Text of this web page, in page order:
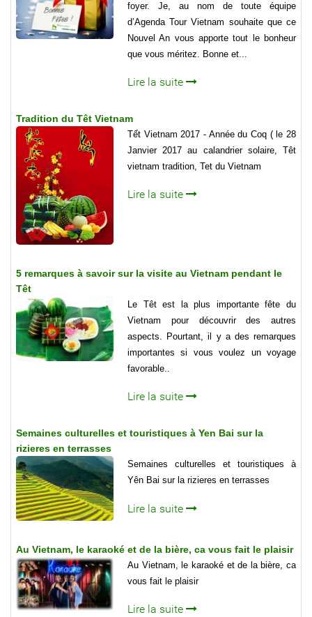
foyer. Je, au nom de toute équipe
d’Agenda Tour Vietnam souhaite que ce
Nouvel An vous apporte tout le bonheur
que vous méritez. Bonne et...
Lire la suite
Tradition du Têt Vietnam
Tết Vietnam 2017 - Année du Coq ( le 28
Janvier 2017 au calandrier solaire, Têt
vietnam tradition, Tet du Vietnam
Lire la suite
5 remarques à savoir sur la visite au Vietnam pendant le
Têt
Le Têt est la plus importante fête du
Vietnam pour découvrir des autres
aspects. Pourtant, il y a des remarques
importantes si vous voulez un voyage
favorable..
Lire la suite
Semaines culturelles et touristiques à Yen Bai sur la
rizieres en terrasses
Semaines culturelles et touristiques à
Yên Bai sur la rizieres en terrasses
Lire la suite
Au Vietnam, le karaoké et de la bière, ca vous fait le plaisir
Au Vietnam, le karaoké et de la bière, ca
vous fait le plaisir
Lire la suite